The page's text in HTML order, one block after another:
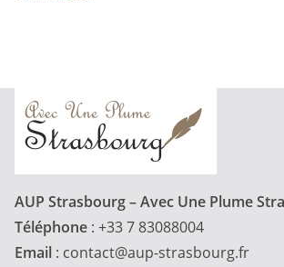
AUP Strasbourg – Avec Une Plume
Téléphone : +33 7 83088004
Email : contact@aup-strasbourg.fr